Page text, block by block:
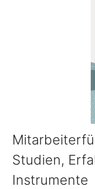
Studien,
Instrumente